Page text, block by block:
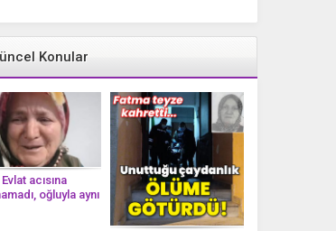
Konular
Evlat acısına
oğluyla aynı